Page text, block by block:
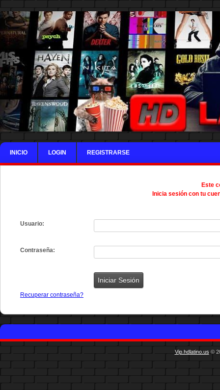
INICIO LOGIN REGISTRARSE
Este
Inicia sesión con tu
Usuario:
Contraseña:
Recuperar contraseña?
Vip.hdlatino.us ©